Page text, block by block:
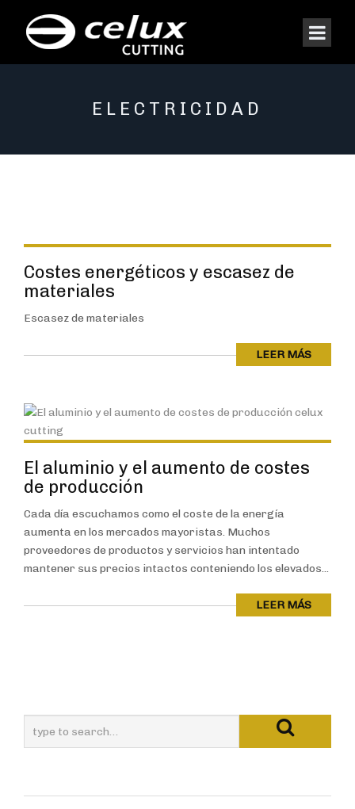
ELECTRICIDAD
Costes energéticos y escasez de
materiales
Escasez de materiales
LEER MÁS
El aluminio y el aumento de costes
de producción
Cada día escuchamos como el coste de la energía
aumenta en los mercados mayoristas. Muchos
proveedores de productos y servicios han intentado
mantener sus precios intactos conteniendo los elevados...
LEER MÁS